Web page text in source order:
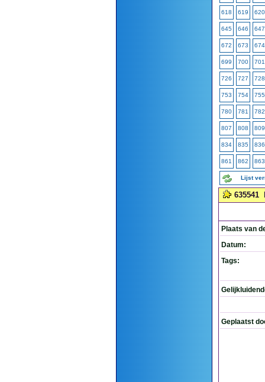
618 619 620
645 646 647
672 673 674
699 700 701
726 727 728
753 754 755
780 781 782
807 808 809
834 835 836
861 862 863
Lijst
635541
Plaats van
Datum:
Tags:
Geplaatst